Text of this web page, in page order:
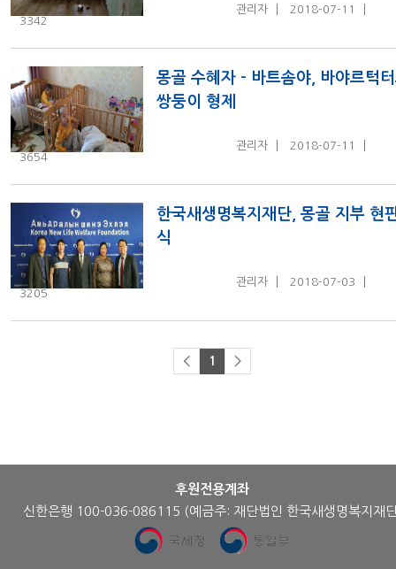
관리자
2018-07-11
3342
몽골 수혜자 - 바트솜야, 바야르턱
쌍둥이 형제
관리자
2018-07-11
3654
한국새생명복지재단, 몽골 지부 현
식
관리자
2018-07-03
3205
< 1 >
후원전용계좌
신한은행 100-036-086115 (예금주: 재단법인 한국새생명복지재